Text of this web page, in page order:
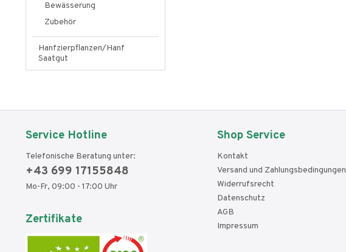
Bewässerung
Zubehör
Hanfzierpflanzen/Hanf
Saatgut
Service Hotline
Telefonische Beratung unter:
+43 699 17155848
Mo-Fr, 09:00 - 17:00 Uhr
Zertifikate
Shop Service
Kontakt
Versand und Zahlungsbedingungen
Widerrufsrecht
Datenschutz
AGB
Impressum